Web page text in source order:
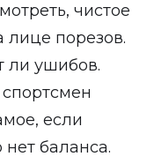
чистое
лице порезов.
ли ушибов.
если
нет баланса.